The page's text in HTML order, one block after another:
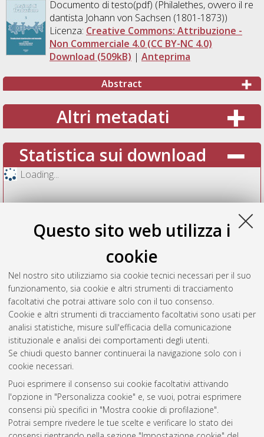
Questo sito web utilizza i
cookie
Nel nostro sito utilizziamo sia cookie tecnici necessari per il suo
funzionamento, sia cookie e altri strumenti di tracciamento
facoltativi che potrai attivare solo con il tuo consenso.
Cookie e altri strumenti di tracciamento facoltativi sono usati per
analisi statistiche, misure sull'efficacia della comunicazione
istituzionale e analisi dei comportamenti degli utenti.
Se chiudi questo banner continuerai la navigazione solo con i
cookie necessari.
Puoi esprimere il consenso sui cookie facoltativi attivando
l'opzione in "Personalizza cookie" e, se vuoi, potrai esprimere
consensi più specifici in "Mostra cookie di profilazione".
Potrai sempre rivedere le tue scelte e verificare lo stato dei
Documento di testo(pdf) (Philalethes, ovvero il re
dantista Johann von Sachsen (1801-1873))
Licenza: Creative Commons: Attribuzione -
Non Commerciale 4.0 (CC BY-NC 4.0)
Download (509kB) | Anteprima
Abstract
Altri metadati
Statistica sui download
Loading...
Vedi altre statistiche
Gestione del documento:
Atom
AMS Acta
ISSN: 2038-7954
re3data.org -
doi.org/10.17616/R3P19R